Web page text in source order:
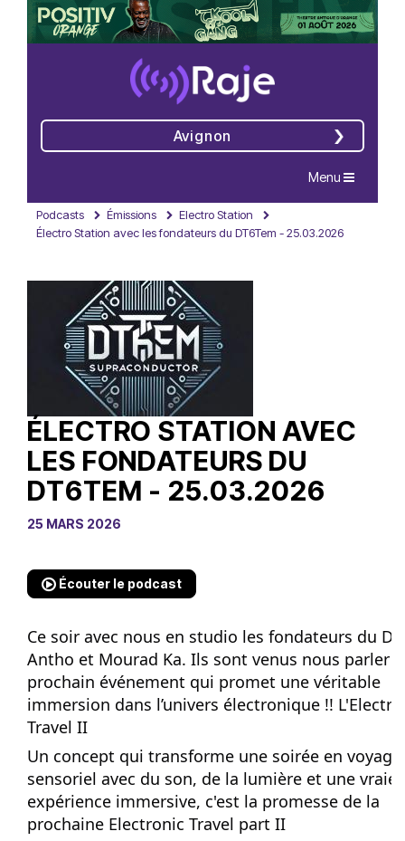
Avignon
Navigation
Menu
Podcasts Émissions
Electro Station
Électro Station avec les fondateurs du DT6Tem - 25.03.2026
ÉLECTRO STATION AVEC
LES FONDATEURS DU
DT6TEM - 25.03.2026
25 MARS 2026
Écouter le podcast
Ce soir avec nous en studio les fondateurs du
Antho et Mourad Ka. Ils sont venus nous parler
prochain événement qui promet une véritable
immersion dans l’univers électronique !!
Travel II
Un concept qui transforme une soirée en voyage
sensoriel avec du son, de la lumière et une vraie
expérience immersive, c'est la promesse de la
prochaine Electronic Travel part II